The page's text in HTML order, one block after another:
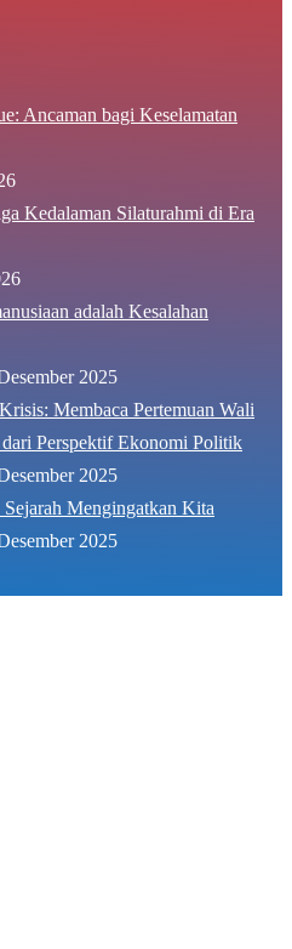
Ancaman bagi Keselamatan
Kedalaman Silaturahmi di Era
adalah Kesalahan
2025
Membaca Pertemuan Wali
Perspektif Ekonomi Politik
2025
Mengingatkan Kita
2025